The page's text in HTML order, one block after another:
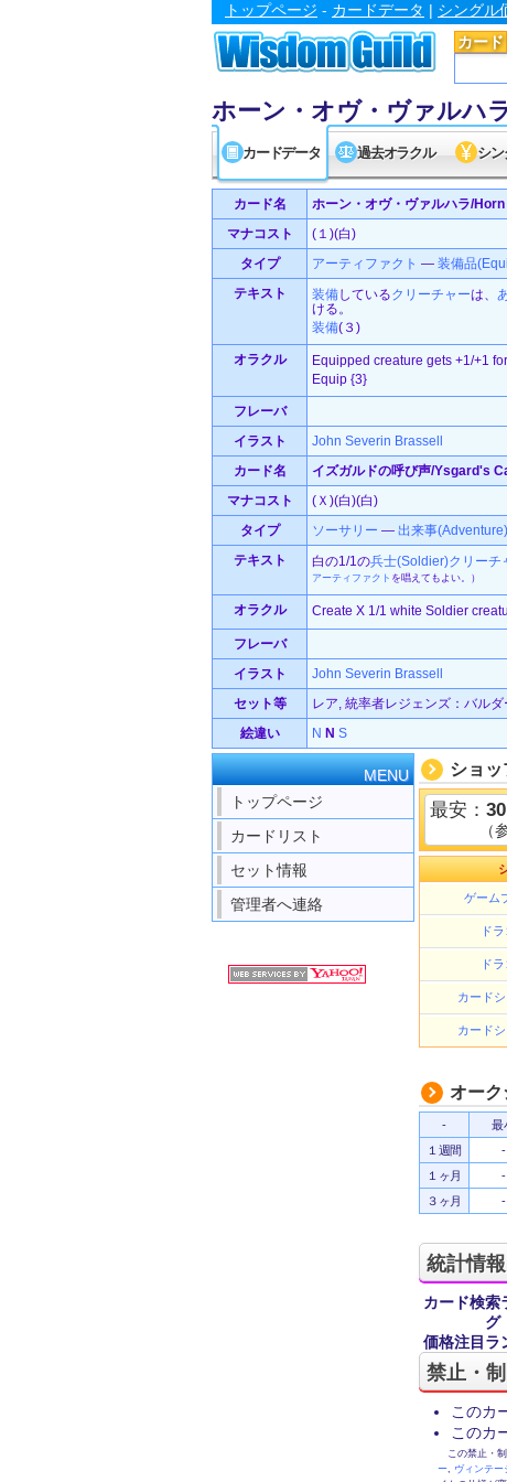
カード
トップページ - カードデータ | シングル
ホーン・オヴ・ヴァルハ
カードデータ 過去オラクル シン
カード名 ホーン・オヴ・ヴァルハラ/
マナコスト
(１)(白)
タイプ
アーティファクト — 装備品
テキスト
装備しているクリーチャーは、
ける。
装備(３)
オラクル
Equipped creature gets +1/+1
Equip {3}
フレーバ
イラスト
John Severin Brassell
カード名
イズガルドの呼び声/Ysgard's
マナコスト
(Ｘ)(白)(白)
タイプ
ソーサリー — 出来事(Adventure)
テキスト
白の1/1の兵士(Soldier)クリーチ
アーティファクト を唱えてもよい。）
オラクル Create X 1/1 white Soldier
フレーバ
イラスト
John Severin Brassell
セット等
レア, 統率者レジェンズ：バル
絵違い
N N S
MENU
トップページ
カードリスト
セット情報
管理者へ連絡
ショ
最安： 30
（
ゲーム
ド
ド
カード
カード
オー
- 最
１週間
-
１ヶ月
-
３ヶ月
-
統計情報
カード検索
グ
価格注目ラ
禁止・
このカ
このカ
この禁止・
ー
ヴィンテー